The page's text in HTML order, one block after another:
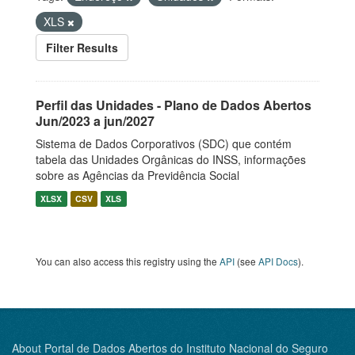
XLS
Filter Results
Perfil das Unidades - Plano de Dados Abertos
Jun/2023 a jun/2027
Sistema de Dados Corporativos (SDC) que contém
tabela das Unidades Orgânicas do INSS, informações
sobre as Agências da Previdência Social
XLSX CSV XLS
You can also access this registry using the API (see API Docs).
About Portal de Dados Abertos do Instituto Nacional do Seguro